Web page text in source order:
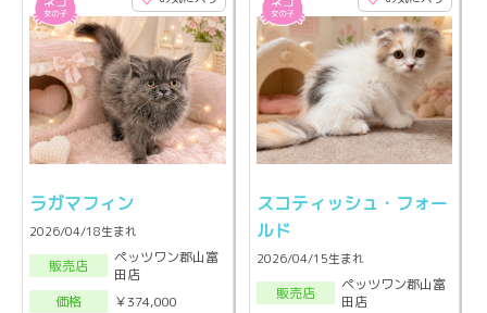
ラガマフィン
2026/04/18生まれ
販売店
ペッツワン郡山富
田店
価格
￥374,000
スコティッシュ・フォー
ルド
2026/04/15生まれ
販売店
ペッツワン郡山富
田店